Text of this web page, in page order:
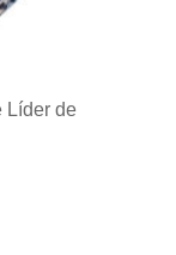
Líder de